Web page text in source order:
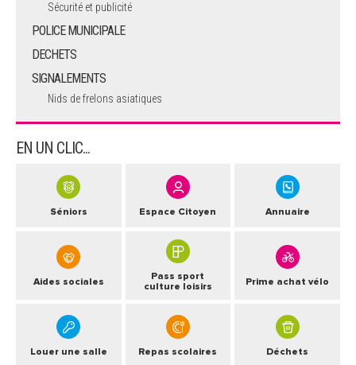
Sécurité et publicité
POLICE MUNICIPALE
DECHETS
SIGNALEMENTS
Nids de frelons asiatiques
EN UN CLIC...
Séniors Espace Citoyen Annuaire
Aides sociales
Pass sport
culture loisirs
Prime achat vélo
Louer une salle Repas scolaires Déchets